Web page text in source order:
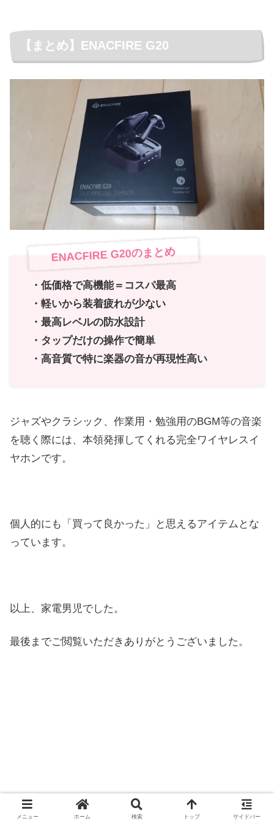
【まとめ】ENACFIRE G20
ENACFIRE G20のまとめ
・低価格で高機能＝コスパ最高
・軽いから装着疲れが少ない
・最高レベルの防水設計
・タップだけの操作で簡単
・高音質で特に楽器の音が再現性高い
ジャズやクラシック、作業用・勉強用のBGM等の音楽
を聴く際には、本領発揮してくれる完全ワイヤレスイ
ヤホンです。
個人的にも「買って良かった」と思えるアイテムとな
っています。
以上、家電男児でした。
最後までご閲覧いただきありがとうございました。
メニュー ホーム 検索 トップ サイドバー